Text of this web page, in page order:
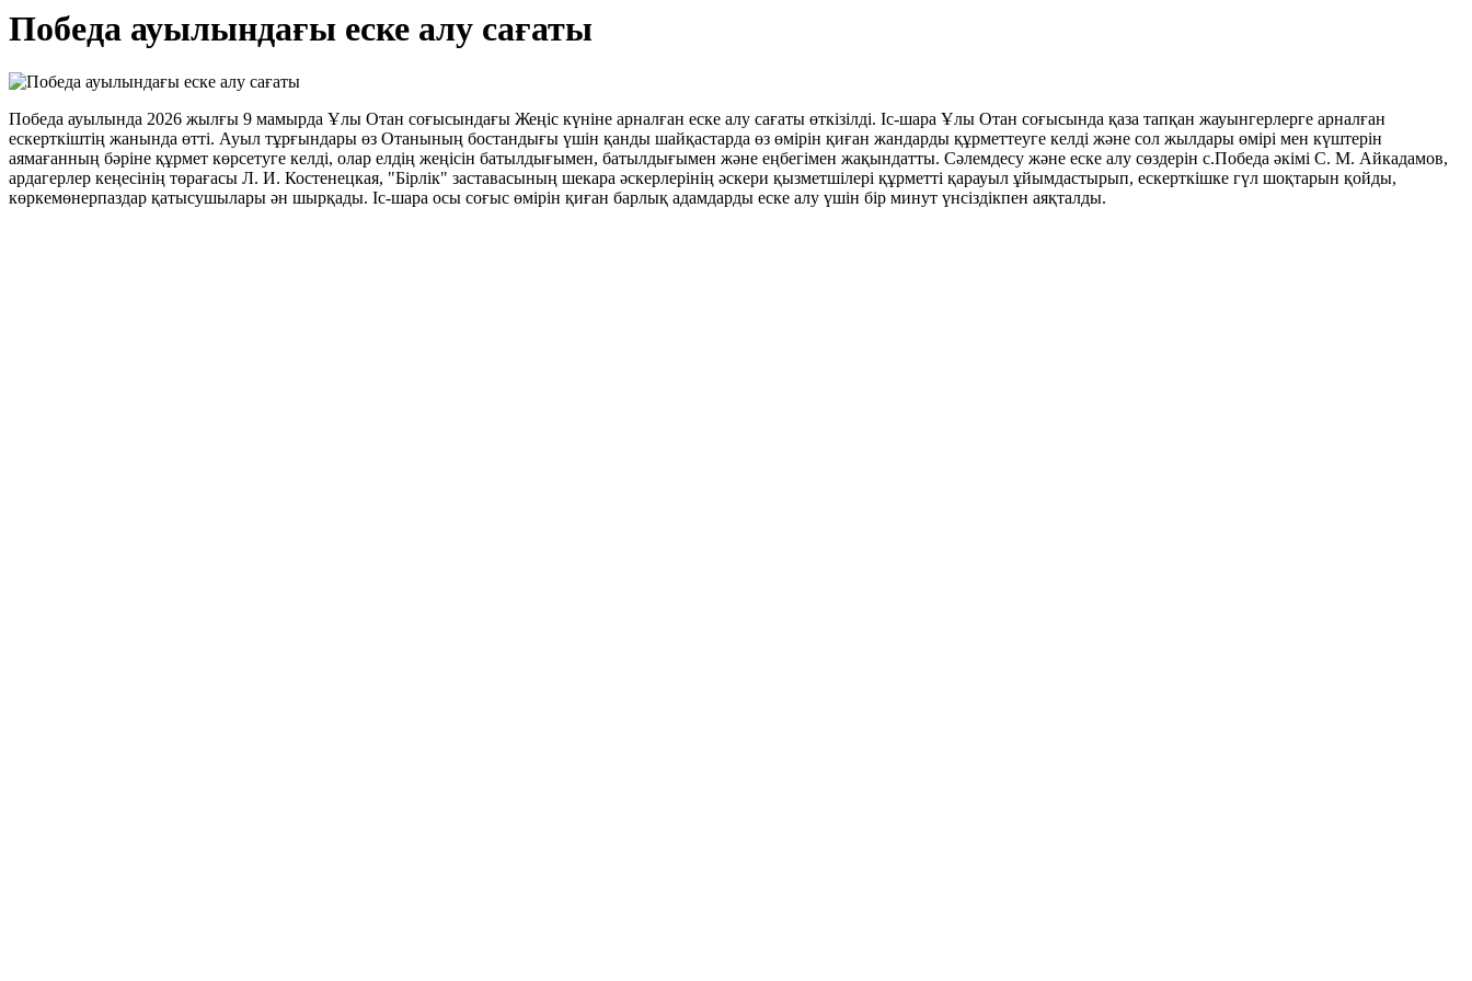
Победа ауылындағы еске алу сағаты
Победа ауылында 2026 жылғы 9 мамырда Ұлы Отан соғысындағы Жеңіс күніне арналған еске алу сағаты өткізілді. Іс-шара Ұлы Отан соғысында қаза тапқан жауынгерлерге арналған
ескерткіштің жанында өтті. Ауыл тұрғындары өз Отанының бостандығы үшін қанды шайқастарда өз өмірін қиған жандарды құрметтеуге келді және сол жылдары өмірі мен күштерін
аямағанның бәріне құрмет көрсетуге келді, олар елдің жеңісін батылдығымен, батылдығымен және еңбегімен жақындатты. Сәлемдесу және еске алу сөздерін с.Победа әкімі С. М. Айкадамов,
ардагерлер кеңесінің төрағасы Л. И. Костенецкая, "Бірлік" заставасының шекара әскерлерінің әскери қызметшілері құрметті қарауыл ұйымдастырып, ескерткішке гүл шоқтарын қойды,
көркемөнерпаздар қатысушылары ән шырқады. Іс-шара осы соғыс өмірін қиған барлық адамдарды еске алу үшін бір минут үнсіздікпен аяқталды.